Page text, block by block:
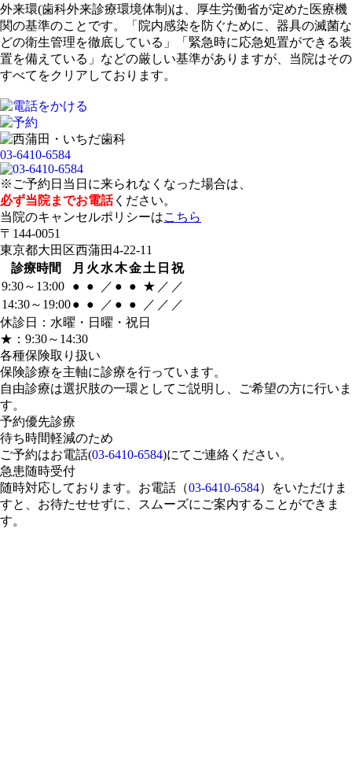
外来環(歯科外来診療環境体制)は、厚生労働省が定めた医療機
関の基準のことです。「院内感染を防ぐために、器具の滅菌な
どの衛生管理を徹底している」「緊急時に応急処置ができる装
置を備えている」などの厳しい基準がありますが、当院はその
すべてをクリアしております。
03-6410-6584
※ご予約日当日に来られなくなった場合は、
必ず当院までお電話ください。
当院のキャンセルポリシーはこちら
〒144-0051
東京都大田区西蒲田4-22-11
診療時間
月 火 水木金土 日 祝
9:30～13:00
● ● ／ ● ● ★ ／ ／
14:30～19:00● ● ／ ● ● ／ ／ ／
休診日：水曜・日曜・祝日
★：9:30～14:30
各種保険取り扱い
保険診療を主軸に診療を行っています。
自由診療は選択肢の一環としてご説明し、ご希望の方に行いま
す。
予約優先診療
待ち時間軽減のため
ご予約はお電話(03-6410-6584)にてご連絡ください。
急患随時受付
随時対応しております。お電話（03-6410-6584）をいただけま
すと、お待たせせずに、スムーズにご案内することができま
す。